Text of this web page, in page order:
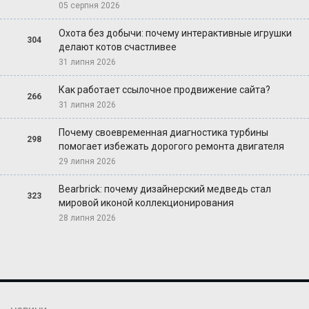
05 серпня 2026
304
Охота без добычи: почему интерактивные игрушки
делают котов счастливее
31 липня 2026
266
Как работает ссылочное продвижение сайта?
31 липня 2026
298
Почему своевременная диагностика турбины
помогает избежать дорогого ремонта двигателя
29 липня 2026
323
Bearbrick: почему дизайнерский медведь стал
мировой иконой коллекционирования
28 липня 2026